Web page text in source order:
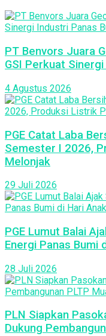
PT Benvors Juara
GSI Perkuat
4 Agustus 2026
PGE Catat Laba
Semester I 2026,
Melonjak
29 Juli 2026
PGE Lumut Balai
Energi Panas Bumi
28 Juli 2026
PLN Siapkan
Dukung